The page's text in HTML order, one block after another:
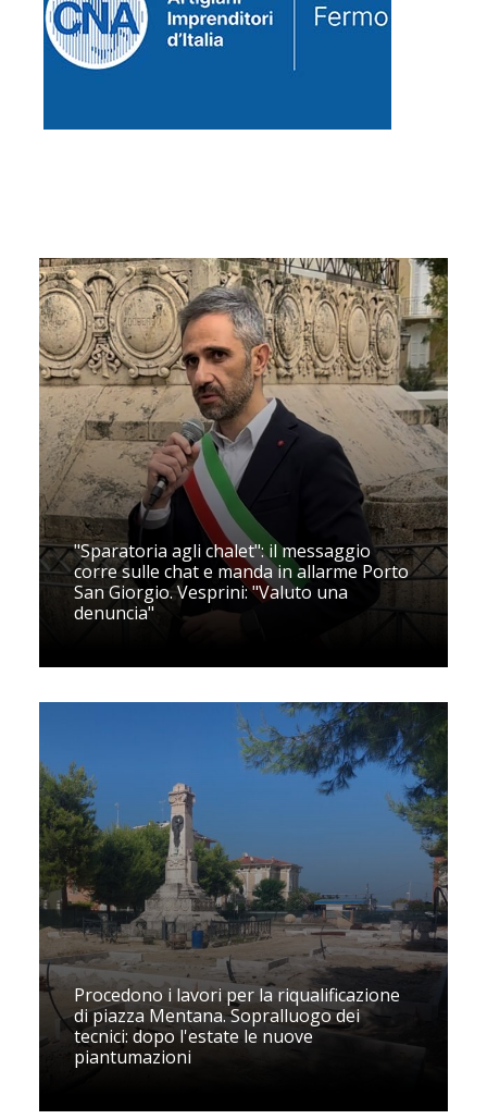
"Sparatoria agli chalet": il messaggio
corre sulle chat e manda in allarme Porto
San Giorgio. Vesprini: "Valuto una
denuncia"
Procedono i lavori per la riqualificazione
di piazza Mentana. Sopralluogo dei
tecnici: dopo l'estate le nuove
piantumazioni